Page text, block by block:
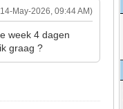
May-2026, 09:44 AM)
week 4 dagen
graag ?